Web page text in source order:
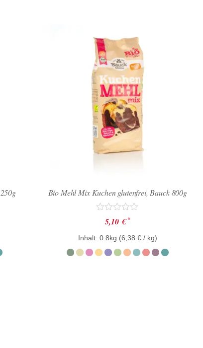
Bio Mehl Mix Kuchen glutenfrei, Bauck 800g
Bewertet
mit
von
5
5,10 € *
Inhalt: 0.8kg (6,38 €/ kg)